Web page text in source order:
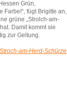
Grün,
Farbe!“, fügt Brigitte an,
grüne „Strolch-am-
Damit kommt sie
zur Geltung.
Stroch-am-Herd-Schürze